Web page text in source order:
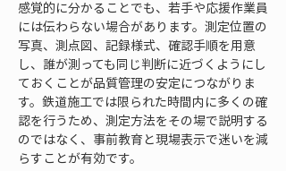
感覚的に分かることでも、若手や応援作業員
には伝わらない場合があります。測定位置の
写真、測点図、記録様式、確認手順を用意
し、誰が測っても同じ判断に近づくようにし
ておくことが品質管理の安定につながりま
す。鉄道施工では限られた時間内に多くの確
認を行うため、測定方法をその場で説明する
のではなく、事前教育と現場表示で迷いを減
らすことが有効です。